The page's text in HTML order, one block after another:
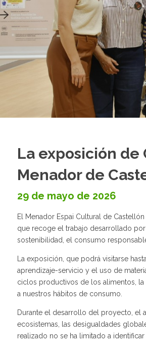
La exposición de
Menador de
29 de mayo de 2026
El Menador Espai Cultural de
que recoge el trabajo desarrollado por
sostenibilidad, el consumo
La exposición, que podrá visitarse
aprendizaje-servicio y el uso de
ciclos productivos de los alimentos,
a nuestros hábitos de consumo.
Durante el desarrollo del proyecto, el
ecosistemas, las desigualdades
realizado no se ha limitado a